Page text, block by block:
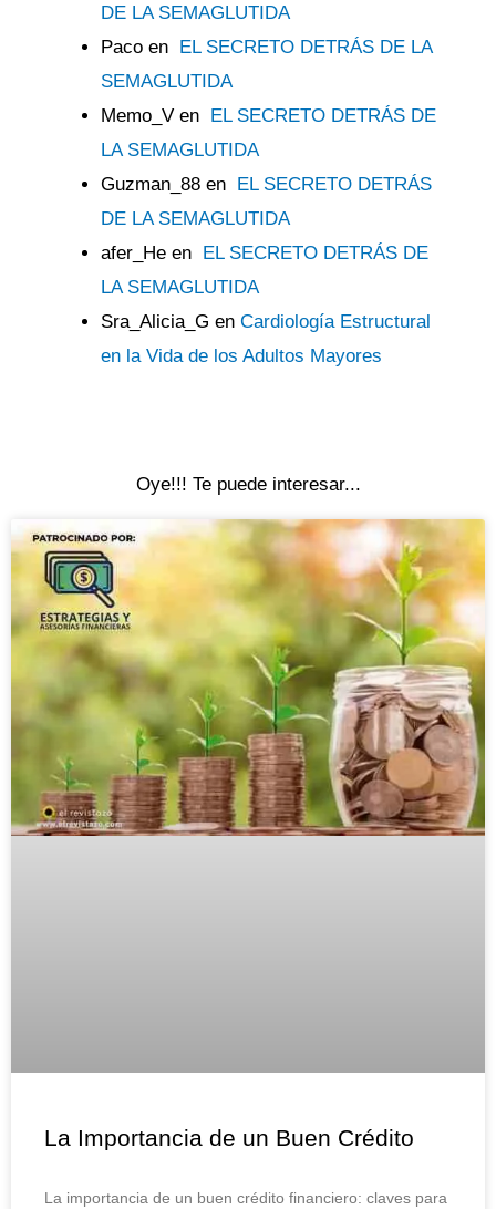
DE LA SEMAGLUTIDA
Paco en EL SECRETO DETRÁS DE LA
SEMAGLUTIDA
Memo_V en EL SECRETO DETRÁS DE
LA SEMAGLUTIDA
Guzman_88 en EL SECRETO DETRÁS
DE LA SEMAGLUTIDA
afer_He en EL SECRETO DETRÁS DE
LA SEMAGLUTIDA
Sra_Alicia_G en Cardiología Estructural
en la Vida de los Adultos Mayores
Oye!!! Te puede interesar...
La Importancia de un Buen Crédito
La importancia de un buen crédito financiero: claves para